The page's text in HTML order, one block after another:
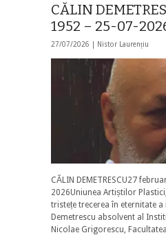
CĂLIN
1952 – 25-07-
27/07/2026 | Nistor Laurențiu
CĂLIN DEMETRESCU27
2026Uniunea Artiștilor
tristețe trecerea în eternitate
Demetrescu absolvent al
Nicolae Grigorescu,